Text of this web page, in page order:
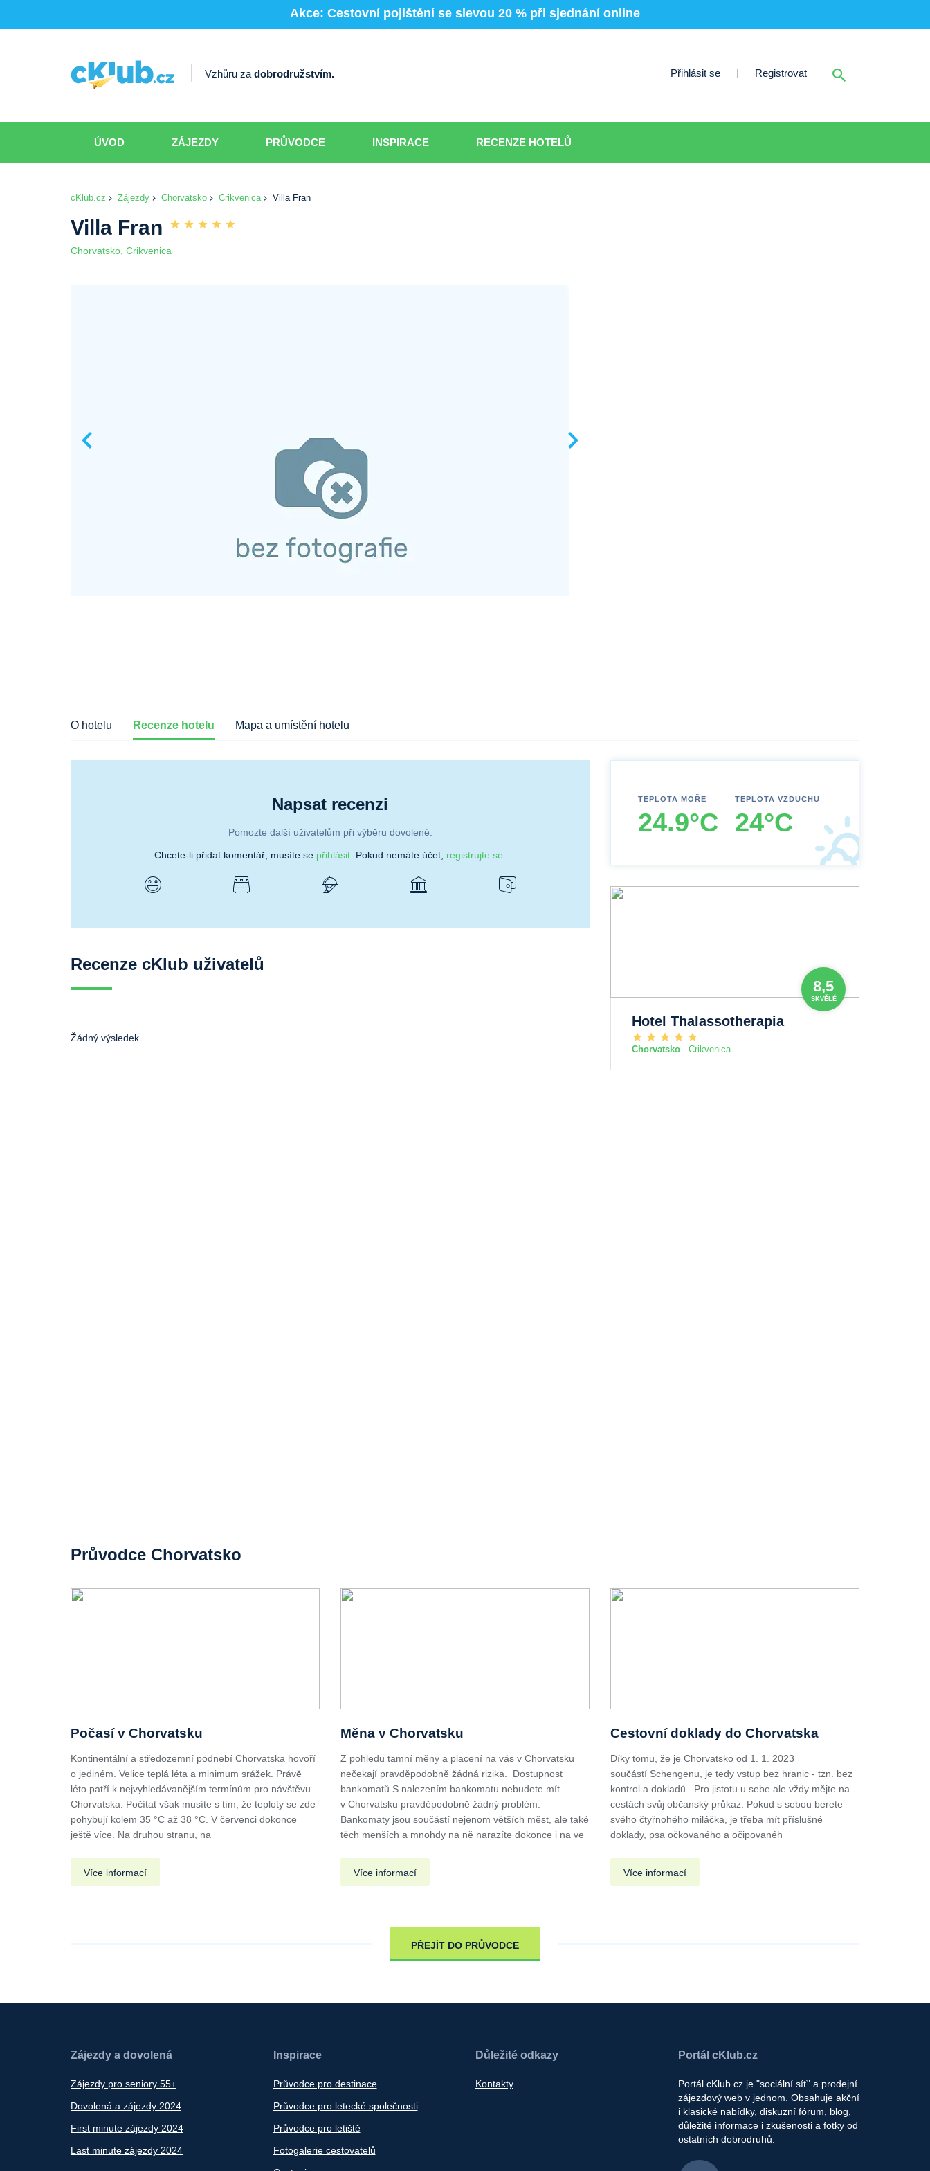
Akce: Cestovní pojištění se slevou 20 % při sjednání online
Vzhůru zadobrodružstvím. Přihlásit se Registrovat
ÚVOD ZÁJEZDY PRŮVODCE INSPIRACE RECENZE HOTELŮ
cKlub.cz Zájezdy Chorvatsko Crikvenica Villa Fran
Villa Fran
Chorvatsko Crikvenica
O hotelu Recenze hotelu Mapa a umístění hotelu
Napsat recenzi
Pomozte další uživatelům při výběru dovolené.
Chcete-li přidat komentář, musíte se přihlásit . Pokud nemáte účet, registrujte se.
Recenze cKlub uživatelů
Žádný výsledek
TEPLOTA MOŘE
24.9°C
TEPLOTA VZDUCHU
24°C
8,5
SKVĚLÉ
Hotel Thalassotherapia
Chorvatsko - Crikvenica
Průvodce Chorvatsko
Počasí v Chorvatsku
Kontinentální a středozemní podnebí Chorvatska hovoří
o jediném. Velice teplá léta a minimum srážek. Právě
léto patří k nejvyhledávanějším termínům pro návštěvu
Chorvatska. Počítat však musíte s tím, že teploty se zde
pohybují kolem 35 °C až 38 °C. V červenci dokonce
ještě více. Na druhou stranu, na
Více informací
Měna v Chorvatsku
Z pohledu tamní měny a placení na vás v Chorvatsku
nečekají pravděpodobně žádná rizika. Dostupnost
bankomatů S nalezením bankomatu nebudete mít
v Chorvatsku pravděpodobně žádný problém.
Bankomaty jsou součástí nejenom větších měst, ale také
těch menších a mnohdy na ně narazíte dokonce i na ve
Více informací
Cestovní doklady do Chorvatska
Díky tomu, že je Chorvatsko od 1. 1. 2023
součástí Schengenu, je tedy vstup bez hranic - tzn. bez
kontrol a dokladů. Pro jistotu u sebe ale vždy mějte na
cestách svůj občanský průkaz. Pokud s sebou berete
svého čtyřnohého miláčka, je třeba mít příslušné
doklady, psa očkovaného a očipovanéh
Více informací
PŘEJÍT DO PRŮVODCE
Zájezdy a dovolená
Zájezdy pro seniory 55+
Dovolená a zájezdy 2024
First minute zájezdy 2024
Last minute zájezdy 2024
Inspirace
Průvodce pro destinace
Průvodce pro letecké společnosti
Průvodce pro letiště
Fotogalerie cestovatelů
Důležité odkazy
Kontakty
Portál cKlub.cz
Portál cKlub.cz je "sociální síť" a prodejní
zájezdový web v jednom. Obsahuje akční
i klasické nabídky, diskuzní fórum, blog,
důležité informace i zkušenosti a fotky od
ostatních dobrodruhů.